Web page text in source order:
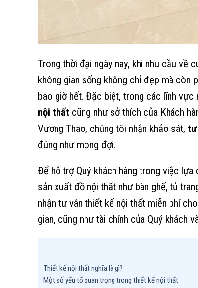
Trong thời đại ngày nay, khi nhu cầu về
không gian sống không chỉ đẹp mà còn
bao giờ hết. Đặc biệt, trong các lĩnh vực
nội thất cũng như sở thích của Khách
Vương Thao, chúng tôi nhận khảo sát, tư
đúng như mong đợi.
Để hỗ trợ Quý khách hàng trong việc
sản xuất đồ nội thất như bàn ghế, tủ
nhận tư vân thiết kế nội thất miễn phí
gian, cũng như tài chính của Quý khách
Thiết kế nội thất nghĩa là gì?
Một số yếu tố quan trọng trong thiết kế nội thất